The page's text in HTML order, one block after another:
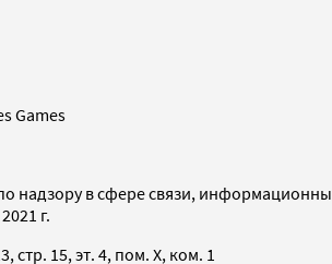
Games
надзору в сфере связи,
г.
стр. 15, эт. 4, пом. X, ком. 1